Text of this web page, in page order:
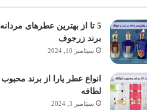
5 تا از بهترین عطرهای مردانه
برند زرجوف
سپتامبر 10, 2024
انواع عطر یارا از برند محبوب
لطافه
سپتامبر 3, 2024